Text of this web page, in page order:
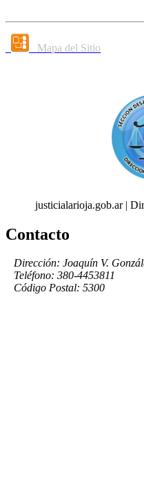
Mapa del Sitio
justicialarioja.gob.ar |
Contacto
Dirección: Joaquín V.
Teléfono: 380-4453811
Código Postal: 5300